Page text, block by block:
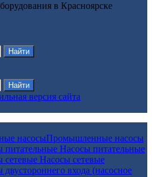
в Красноярске
Промышленные насосы
Насосы питательные
Насосы сетевые